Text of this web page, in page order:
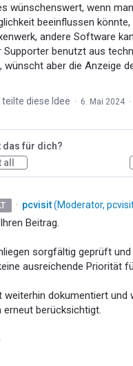
wünschenswert, wenn
beeinflussen
andere Software
Supporter benutzt aus
wünscht aber die Anzeige
teilte diese Idee · 6. Mai 2024 ·
das für dich?
· pcvisit(Moderator,
Beitrag.
sorgfältig geprüft
ausreichende Priorität
weiterhin dokumentiert
erneut berücksichtigt.